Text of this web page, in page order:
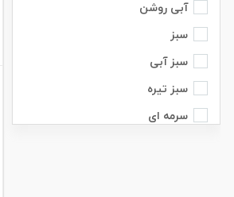
آبی روشن
سبز
سبز آبی
سبز تیره
سرمه ای